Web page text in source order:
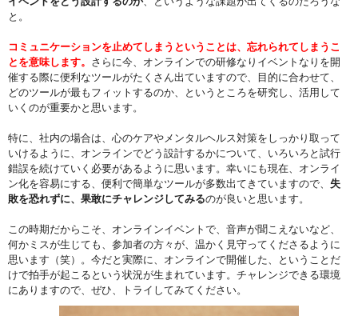
と。
コミュニケーションを止めてしまうということは、忘れられてしまうこ
とを意味します。 さらに今、オンラインでの研修なりイベントなりを開
催する際に便利なツールがたくさん出ていますので、目的に合わせて、
どのツールが最もフィットするのか、というところを研究し、活用して
いくのが重要かと思います。
特に、社内の場合は、心のケアやメンタルヘルス対策をしっかり取って
いけるように、オンラインでどう設計するかについて、いろいろと試行
錯誤を続けていく必要があるように思います。幸いにも現在、オンライ
ン化を容易にする、便利で簡単なツールが多数出てきていますので、 失
敗を恐れずに、果敢にチャレンジしてみるのが良いと思います。
この時期だからこそ、オンラインイベントで、音声が聞こえないなど、
何かミスが生じても、参加者の方々が、温かく見守ってくださるように
思います（笑）。今だと実際に、オンラインで開催した、ということだ
けで拍手が起こるという状況が生まれています。チャレンジできる環境
にありますので、ぜひ、トライしてみてください。